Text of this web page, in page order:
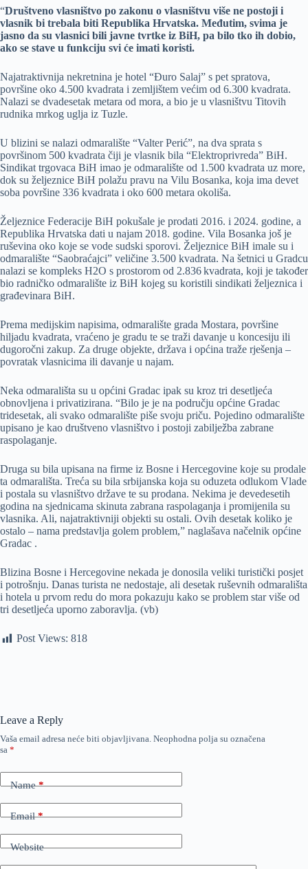
“Društveno vlasništvo po zakonu o vlasništvu više ne postoji i
vlasnik bi trebala biti Republika Hrvatska. Međutim, svima je
jasno da su vlasnici bili javne tvrtke iz BiH, pa bilo tko ih dobio,
ako se stave u funkciju svi će imati koristi.
Najatraktivnija nekretnina je hotel “Đuro Salaj” s pet spratova,
površine oko 4.500 kvadrata i zemljištem većim od 6.300 kvadrata.
Nalazi se dvadesetak metara od mora, a bio je u vlasništvu Titovih
rudnika mrkog uglja iz Tuzle.
U blizini se nalazi odmaralište “Valter Perić”, na dva sprata s
površinom 500 kvadrata čiji je vlasnik bila “Elektroprivreda” BiH.
Sindikat trgovaca BiH imao je odmaralište od 1.500 kvadrata uz more,
dok su željeznice BiH polažu pravu na Vilu Bosanka, koja ima devet
soba površine 336 kvadrata i oko 600 metara okoliša.
Željeznice Federacije BiH pokušale je prodati 2016. i 2024. godine, a
Republika Hrvatska dati u najam 2018. godine. Vila Bosanka još je
ruševina oko koje se vode sudski sporovi. Željeznice BiH imale su i
odmaralište “Saobraćajci” veličine 3.500 kvadrata. Na šetnici u Gradcu
nalazi se kompleks H2O s prostorom od 2.836 kvadrata, koji je također
bio radničko odmaralište iz BiH kojeg su koristili sindikati željeznica i
građevinara BiH.
Prema medijskim napisima, odmaralište grada Mostara, površine
hiljadu kvadrata, vraćeno je gradu te se traži davanje u koncesiju ili
dugoročni zakup. Za druge objekte, država i općina traže rješenja –
povratak vlasnicima ili davanje u najam.
Neka odmarališta su u općini Gradac ipak su kroz tri desetljeća
obnovljena i privatizirana. “Bilo je je na području općine Gradac
tridesetak, ali svako odmaralište piše svoju priču. Pojedino odmaralište
upisano je kao društveno vlasništvo i postoji zabilježba zabrane
raspolaganje.
Druga su bila upisana na firme iz Bosne i Hercegovine koje su prodale
ta odmarališta. Treća su bila srbijanska koja su oduzeta odlukom Vlade
i postala su vlasništvo države te su prodana. Nekima je devedesetih
godina na sjednicama skinuta zabrana raspolaganja i promijenila su
vlasnika. Ali, najatraktivniji objekti su ostali. Ovih desetak koliko je
ostalo – nama predstavlja golem problem,” naglašava načelnik općine
Gradac .
Blizina Bosne i Hercegovine nekada je donosila veliki turistički posjet
i potrošnju. Danas turista ne nedostaje, ali desetak ruševnih odmarališta
i hotela u prvom redu do mora pokazuju kako se problem star više od
tri desetljeća uporno zaboravlja. (vb)
Post Views: 818
Leave a Reply
Vaša email adresa neće biti objavljivana. Neophodna polja su označena
sa *
Name*
Email*
Website